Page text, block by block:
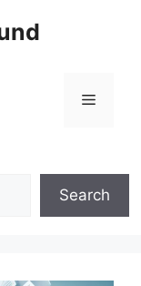
Menü
Search